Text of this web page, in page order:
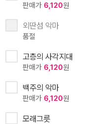
판매가 6,120원
외딴섬 악마
품절
고층의 사각지대
판매가 6,120원
백주의 악마
판매가 6,120원
모래그릇